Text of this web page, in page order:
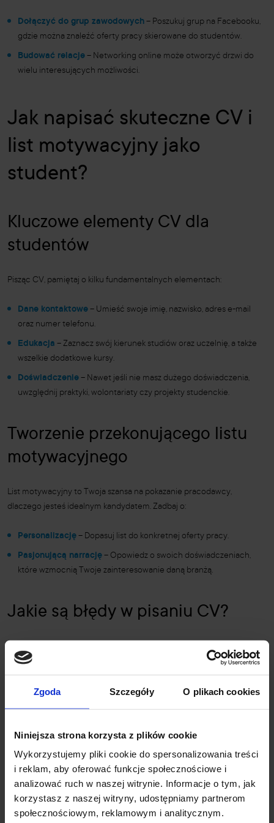
Zgoda Szczegóły O plikach cookies
Niniejsza strona korzysta z plików cookie
Wykorzystujemy pliki cookie do spersonalizowania treści
i reklam, aby oferować funkcje społecznościowe i
analizować ruch w naszej witrynie. Informacje o tym, jak
korzystasz z naszej witryny, udostępniamy partnerom
społecznościowym, reklamowym i analitycznym.
Dołączyć do grup zawodowych– Poszukuj grup na Facebooku,
gdzie można znaleźć oferty pracy skierowane do studentów.
Budować relacje– Networking online może otworzyć drzwi do
wielu interesujących możliwości.
Jak napisać skuteczne CV i
list motywacyjny jako
student?
Kluczowe elementy CV dla
studentów
Pisząc CV, pamiętaj o kilku fundamentalnych elementach:
Dane kontaktowe– Umieść swoje imię, nazwisko, adres e-mail
oraz numer telefonu.
Edukacja – Zaznacz swój kierunek studiów oraz uczelnię, a także
wszelkie dodatkowe kursy.
Doświadczenie– Nawet jeśli nie masz dużego doświadczenia,
uwzględnij praktyki, wolontariaty czy projekty studenckie.
Tworzenie przekonującego listu
motywacyjnego
List motywacyjny to Twoja szansa na pokazanie pracodawcy,
dlaczego jesteś idealnym kandydatem. Zadbaj o:
Personalizację– Dopasuj list do konkretnej oferty pracy.
Pasjonującą narrację– Opowiedz o swoich doświadczeniach,
które wzmocnią Twoje zainteresowanie daną branżą.
Jakie są błędy w pisaniu CV?
Błędy ortograficzne i gramatyczne– Zawsze sprawdzaj swoje
dokumenty.
Zbyt ogólnikowe informacje– Staraj się być konkretny i wyraźnie
Jak się przygotować do
rozmowy o pracę?